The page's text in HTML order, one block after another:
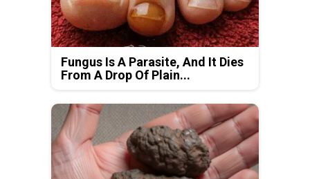
Fungus Is A Parasite, And It Dies
From A Drop Of Plain...